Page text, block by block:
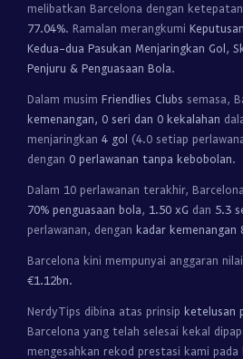
melibatkan Barcelona dengan
77.04%. Ramalan merangkumi
Kedua-dua Pasukan Menjaringkan Gol,
Penjuru & Penguasaan Bola.
Dalam musim Friendlies Clubs semasa,
kemenangan, 0 seri dan 0 kekalahan
menjaringkan 4 gol (4.0 setiap
dengan 0 perlawanan tanpa kebobolan.
Dalam 10 perlawanan terakhir,
70% penguasaan bola, 1.50 xG dan 5.3
perlawanan, dengan kadar kemenangan
Barcelona kini mempunyai anggaran
€1.12bn.
NerdyTips dibina atas prinsip ketelusan
Barcelona yang telah selesai kekal
mengesahkan rekod prestasi kami pada